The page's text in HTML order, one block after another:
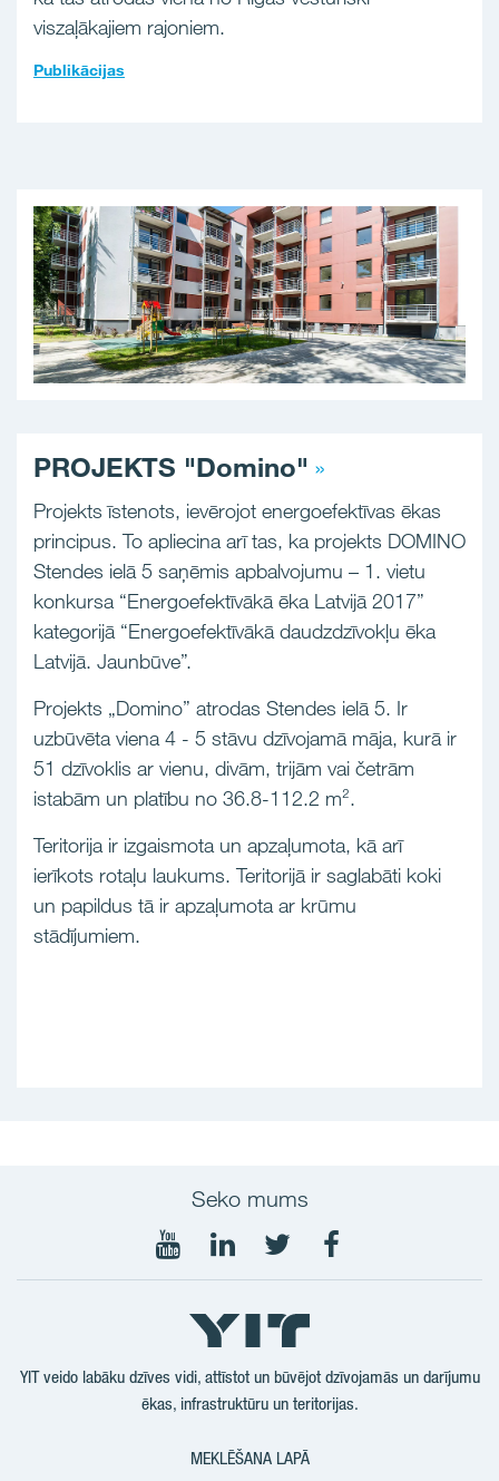
viszaļākajiem rajoniem.
Publikācijas
PROJEKTS "Domino"
Projekts īstenots, ievērojot energoefektīvas ēkas
principus. To apliecina arī tas, ka projekts DOMINO
Stendes ielā 5 saņēmis apbalvojumu – 1. vietu
konkursa “Energoefektīvākā ēka Latvijā 2017”
kategorijā “Energoefektīvākā daudzdzīvokļu ēka
Latvijā. Jaunbūve”.
Projekts „Domino” atrodas Stendes ielā 5. Ir
uzbūvēta viena 4 - 5 stāvu dzīvojamā māja, kurā ir
51 dzīvoklis ar vienu, divām, trijām vai četrām
istabām un platību no 36.8-112.2 m².
Teritorija ir izgaismota un apzaļumota, kā arī
ierīkots rotaļu laukums. Teritorijā ir saglabāti koki
un papildus tā ir apzaļumota ar krūmu
stādījumiem.
Seko mums
Seko
mums
YouTube
Seko
mums
LinkedIn
Seko
mums
Twtitter
Seko
YIT veido labāku dzīves vidi, attīstot un būvējot dzīvojamās un darījumu
ēkas, infrastruktūru un teritorijas.
MEKLĒŠANA LAPĀ